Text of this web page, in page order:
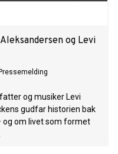
og Levi
Pressemelding
og musiker Levi
gudfar historien bak
og om livet som formet